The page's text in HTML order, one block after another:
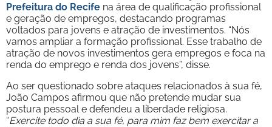
Prefeitura do Recife na área de qualificação profissional
e geração de empregos, destacando programas
voltados para jovens e atração de investimentos. “Nós
vamos ampliar a formação profissional. Esse trabalho de
atração de novos investimentos gera empregos e foca na
renda do emprego e renda dos jovens”, disse.
Ao ser questionado sobre ataques relacionados à sua fé,
João Campos afirmou que não pretende mudar sua
postura pessoal e defendeu a liberdade religiosa.
“Exercite todo dia a sua fé, para mim faz bem exercitar a